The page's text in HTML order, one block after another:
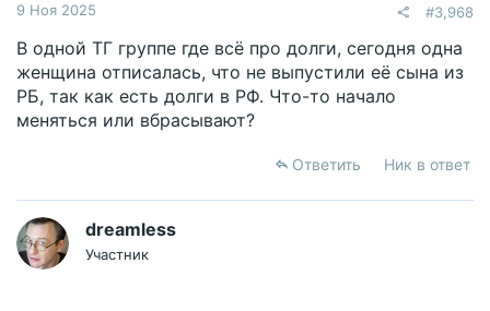
9 Ноя 2025 #3,968
В одной ТГ группе где всё про долги, сегодня одна
женщина отписалась, что не выпустили её сына из
РБ, так как есть долги в РФ. Что-то начало
меняться или вбрасывают?
Ответить Ник в ответ
dreamless
Участник